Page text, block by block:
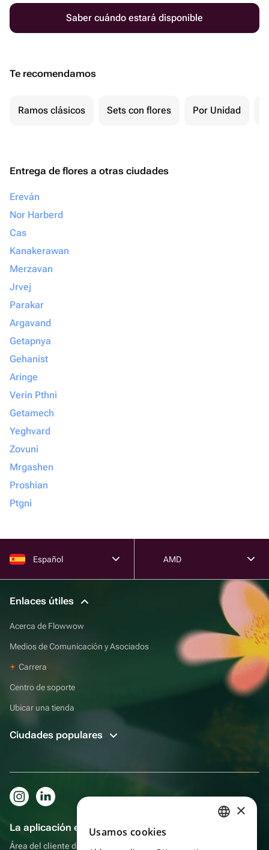
Saber cuándo estará disponible
Te recomendamos
Ramos clásicos Sets con flores Por Unidad
Entrega de flores a otras ciudades
Ereván
Nor Harberd
Cas
Kanakerawan
Merzavan
Jrvej
Parakar
Argavand
Getapnya
Gehanist
Aringe
Verin Pthni
Getamech
Yeghvard
Zovuni
Mrgashen
Proshian
Ptgni
Español AMD
Enlaces útiles
Acerca de Flowwow
Medios de Comunicación y Asociados
Carrera
Centro de soporte
Ubicar una tienda
Ciudades populares
La aplicación es aún más práctica.
Área del cliente del destinatario, más bonos por compras y
×
Usamos cookies